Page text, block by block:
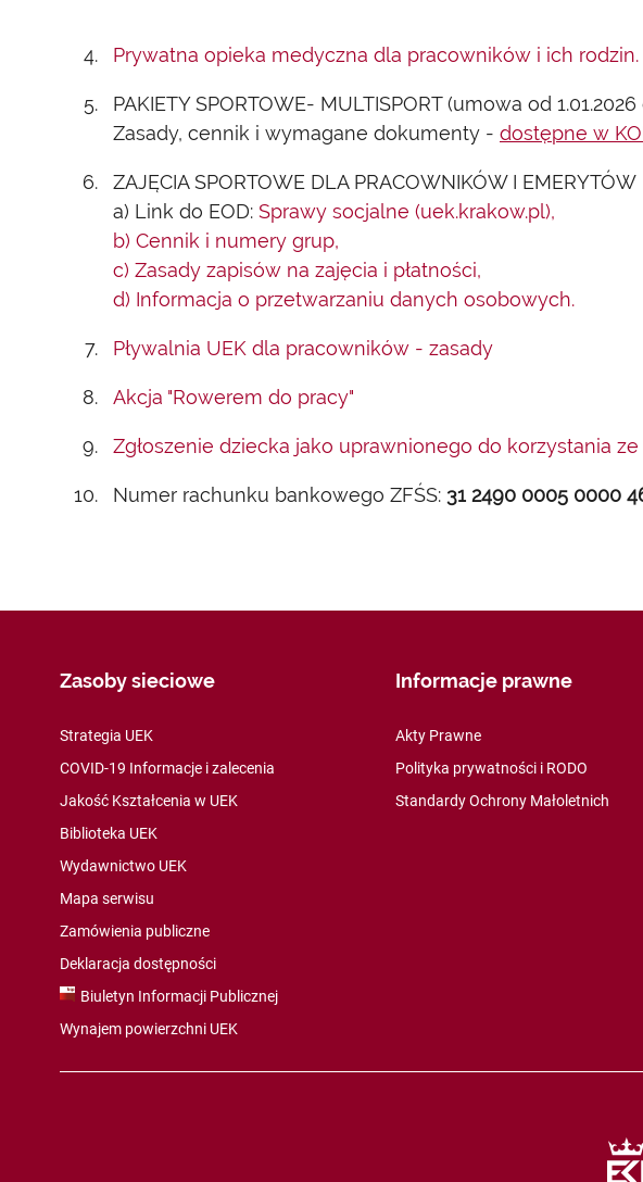
Prywatna opieka medyczna dla pracowników i ich rodzin.
PAKIETY SPORTOWE- MULTISPORT (umowa od
Zasady, cennik i wymagane dokumenty - dostępne w
ZAJĘCIA SPORTOWE DLA PRACOWNIKÓW I EMERYTÓW
a) Link do EOD: Sprawy socjalne (uek.krakow.pl),
b) Cennik i numery grup,
c) Zasady zapisów na zajęcia i płatności,
d) Informacja o przetwarzaniu danych osobowych.
Pływalnia UEK dla pracowników - zasady
Akcja "Rowerem do pracy"
Zgłoszenie dziecka jako uprawnionego do korzystania
Numer rachunku bankowego ZFŚS: 31 2490 0005 0000
Zasoby sieciowe
Strategia UEK
COVID-19 Informacje i zalecenia
Jakość Kształcenia w UEK
Biblioteka UEK
Wydawnictwo UEK
Mapa serwisu
Zamówienia publiczne
Deklaracja dostępności
Biuletyn Informacji Publicznej
Wynajem powierzchni UEK
Informacje prawne
Akty Prawne
Polityka prywatności i RODO
Standardy Ochrony Małoletnich